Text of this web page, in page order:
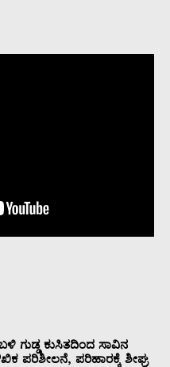
ಗುಡ್ಡ ಕುಸಿತದಿಂದ ಸಾವಿನ
ಪರಿಶೀಲನೆ, ಪರಿಹಾರಕ್ಕೆ ಶೀಘ್ರ